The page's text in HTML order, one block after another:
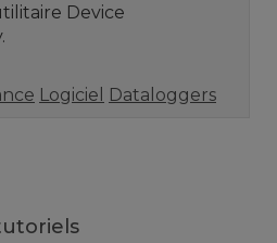
Device
Logiciel Dataloggers